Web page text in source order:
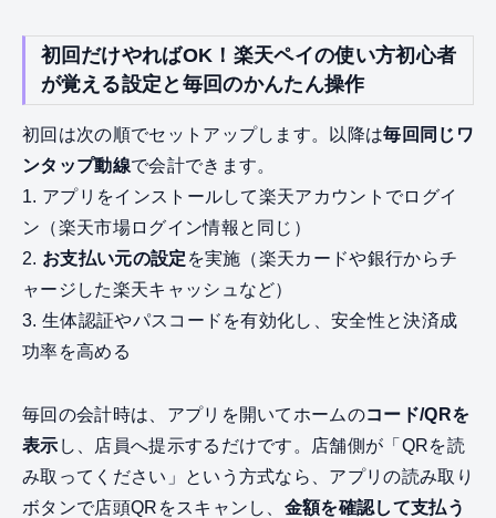
初回だけやればOK！楽天ペイの使い方初心者
が覚える設定と毎回のかんたん操作
初回は次の順でセットアップします。以降は毎回同じワ
ンタップ動線で会計できます。
1. アプリをインストールして楽天アカウントでログイ
ン（楽天市場ログイン情報と同じ）
2. お支払い元の設定 を実施（楽天カードや銀行からチ
ャージした楽天キャッシュなど）
3. 生体認証やパスコードを有効化し、安全性と決済成
功率を高める
毎回の会計時は、アプリを開いてホームのコード/QRを
表示 し、店員へ提示するだけです。店舗側が「QRを読
み取ってください」という方式なら、アプリの読み取り
ボタンで店頭QRをスキャンし、 金額を確認して支払う